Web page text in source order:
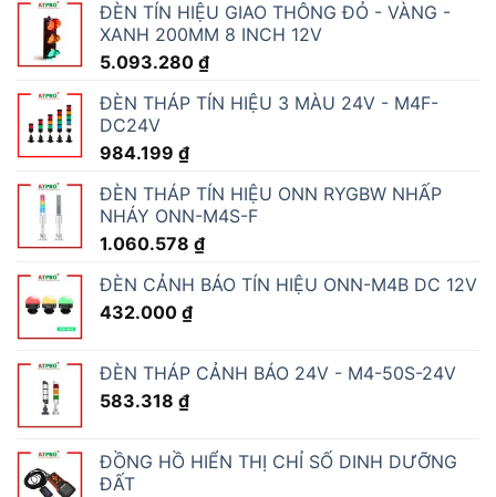
ĐÈN TÍN HIỆU GIAO THÔNG ĐỎ - VÀNG -
XANH 200MM 8 INCH 12V
5.093.280 ₫
ĐÈN THÁP TÍN HIỆU 3 MÀU 24V - M4F-
DC24V
984.199 ₫
ĐÈN THÁP TÍN HIỆU ONN RYGBW NHẤP
NHÁY ONN-M4S-F
1.060.578 ₫
ĐÈN CẢNH BÁO TÍN HIỆU ONN-M4B DC 12V
432.000 ₫
ĐÈN THÁP CẢNH BÁO 24V - M4-50S-24V
583.318 ₫
ĐỒNG HỒ HIỂN THỊ CHỈ SỐ DINH DƯỠNG
ĐẤT